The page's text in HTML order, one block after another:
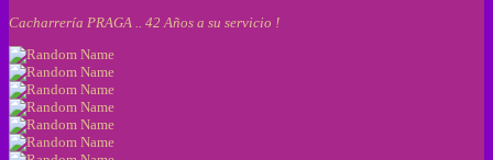
Cacharrería PRAGA .. 42 Años a su servicio !